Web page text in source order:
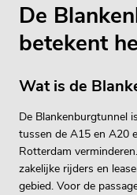
De
betekent
Wat is de
De Blankenburgtunnel
tussen de A15 en A20
Rotterdam
zakelijke rijders en
gebied. Voor de